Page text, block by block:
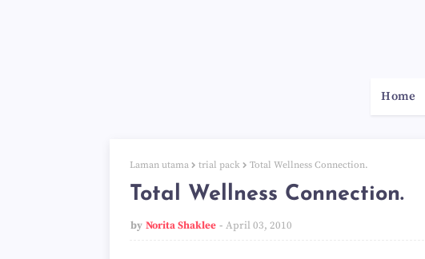
Home
Laman utama trial pack Total Wellness Connection.
Total Wellness Connection.
by Norita Shaklee April 03, 2010